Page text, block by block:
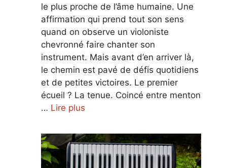
le plus proche de l’âme humaine. Une
affirmation qui prend tout son sens
quand on observe un violoniste
chevronné faire chanter son
instrument. Mais avant d’en arriver là,
le chemin est pavé de défis quotidiens
et de petites victoires. Le premier
écueil ? La tenue. Coincé entre menton
… Lire plus